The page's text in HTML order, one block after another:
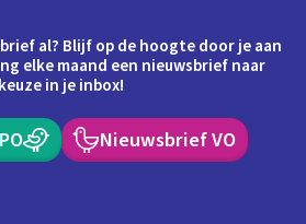
al? Blijf op de hoogte door je aan
elke maand een nieuwsbrief naar
keuze in je inbox!
Nieuwsbrief VO